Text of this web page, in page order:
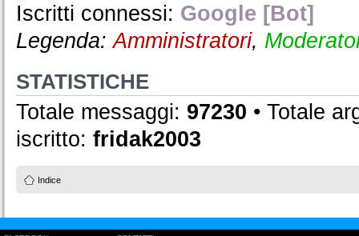
Iscritti connessi: Google [Bot]
Legenda:Amministratori,
STATISTICHE
Totale messaggi: 97230 • Totale
iscritto: fridak2003
Indice